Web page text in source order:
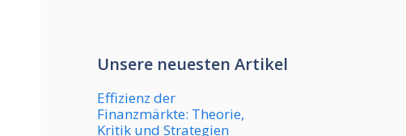
Unsere neuesten Artikel
Effizienz der
Finanzmärkte: Theorie,
Kritik und Strategien